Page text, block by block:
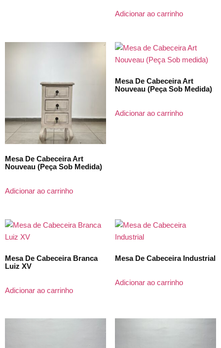
Adicionar ao carrinho
Mesa De Cabeceira Art
Nouveau (Peça Sob Medida)
Adicionar ao carrinho
Mesa De Cabeceira Art
Nouveau (Peça Sob Medida)
Adicionar ao carrinho
Mesa De Cabeceira Branca
Luiz XV
Adicionar ao carrinho
Mesa De Cabeceira Industrial
Adicionar ao carrinho